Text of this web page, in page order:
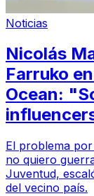
Noticias
Nicolás
Farruko
Ocean:
El problema
no quiero
Juventud,
del vecino país.